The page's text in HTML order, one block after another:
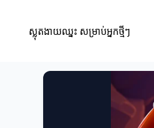
ស្លុតងាយឈ្នះ សម្រាប់អ្នកថ្មីៗ